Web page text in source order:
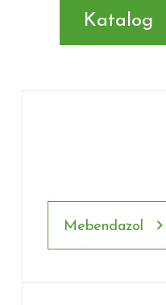
Katalog
Mebendazol